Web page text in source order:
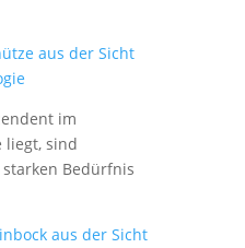
aus der Sicht
im
liegt, sind
Bedürfnis
aus der Sicht